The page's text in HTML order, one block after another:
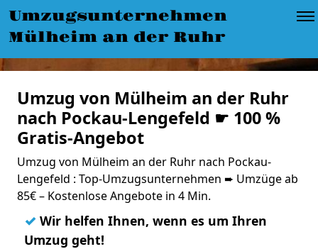
Umzugsunternehmen
Mülheim an der Ruhr
Umzug von Mülheim an der Ruhr
nach Pockau-Lengefeld ☛ 100 %
Gratis-Angebot
Umzug von Mülheim an der Ruhr nach Pockau-
Lengefeld : Top-Umzugsunternehmen ➨ Umzüge ab
85€ – Kostenlose Angebote in 4 Min.
✓ Wir helfen Ihnen, wenn es um Ihren
Umzug geht!